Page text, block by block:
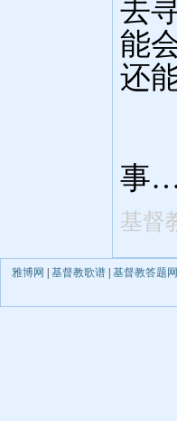
雅博网 基督教歌谱 基督教答题网